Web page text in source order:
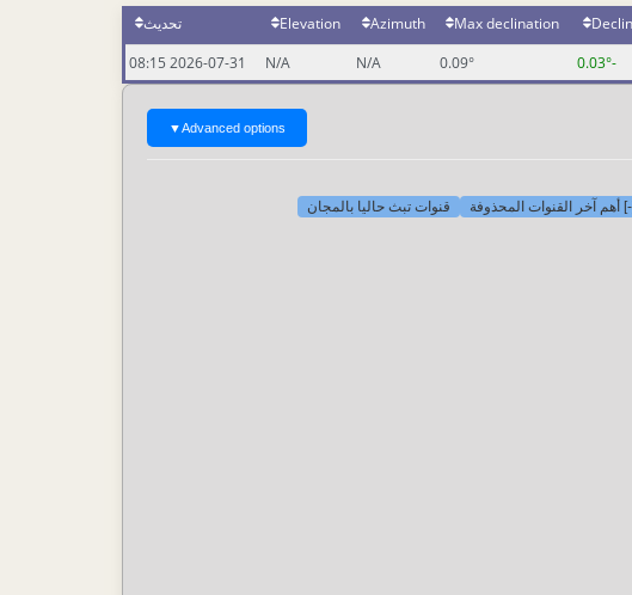
Max declination
Azimuth
Elevation
تحديث
-0.03°
0.09°
N/A
N/A
2026-07-31 08:15
Advanced options
▼
] أهم آخر القنوات المحذوفة قنوات تبث حاليا بالمجان